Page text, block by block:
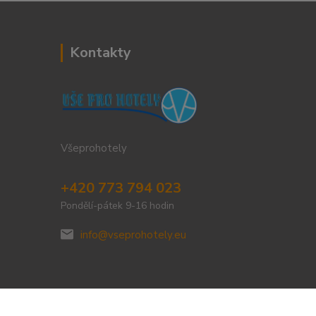
Kontakty
Všeprohotely
+420 773 794 023
Pondělí-pátek 9-16 hodin
info@vseprohotely.eu